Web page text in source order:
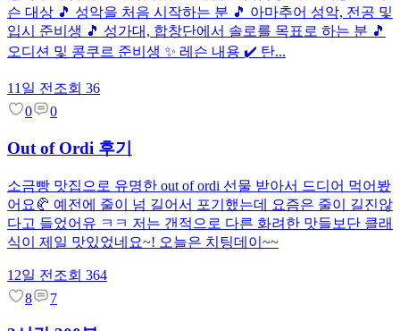
슨 대상 🎵 성악을 처음 시작하는 분 🎵 아마추어 성악, 전공 및
입시 준비생 🎵 성가대, 합창단에서 솔로를 목표로 하는 분 🎵
오디션 및 콩쿠르 준비생 ✨ 레슨 내용 ✔️ 탄...
11일 전 조회 36
0
0
Out of Ordi 후기
소금빵 맛집으로 유명한 out of ordi 선물 받아서 드디어 먹어봤
어요🥐 예전에 줄이 넘 길어서 포기했는데 요즘은 줄이 길진않
다고 들었어유 ㅋㅋ 저는 갠적으로 다른 화려한 맛들보단 클래
식이 제일 맛있었네요~! 오늘은 치팅데이~~
12일 전 조회 364
8
7